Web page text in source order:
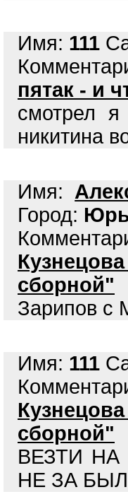
Имя: 111
пятак - и
смотрел я
никитина
Имя:
Город:
сборной"
Зарипов с
Имя: 111
сборной"
ВЕЗТИ
НЕ ЗА